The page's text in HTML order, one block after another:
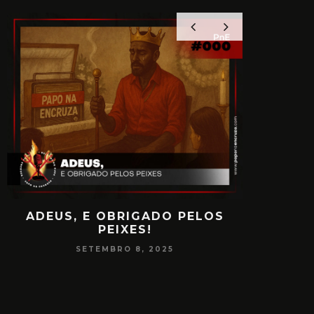
ADEUS, E OBRIGADO PELOS
PEIXES!
SETEMBRO 8, 2025